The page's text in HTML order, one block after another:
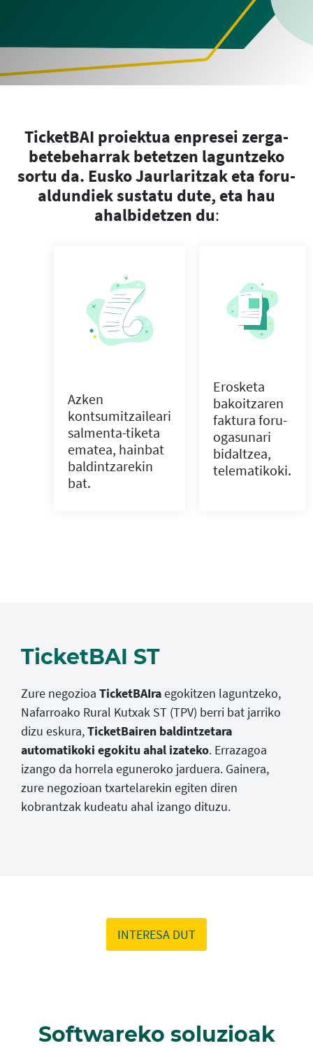
TicketBAI proiektua enpresei zerga-
betebeharrak betetzen laguntzeko
sortu da. Eusko Jaurlaritzak eta foru-
aldundiek sustatu dute, eta hau
ahalbidetzen du:
Azken
kontsumitzaileari
salmenta-tiketa
ematea, hainbat
baldintzarekin
bat.
Erosketa
bakoitzaren
faktura foru-
ogasunari
bidaltzea,
telematikoki.
TicketBAI ST
Zure negozioa TicketBAIraegokitzen laguntzeko,
Nafarroako Rural Kutxak ST (TPV) berri bat jarriko
dizu eskura,TicketBairen baldintzetara
automatikoki egokitu ahal izateko. Errazagoa
izango da horrela eguneroko jarduera. Gainera,
zure negozioan txartelarekin egiten diren
kobrantzak kudeatu ahal izango dituzu.
INTERESA DUT
Softwareko soluzioak